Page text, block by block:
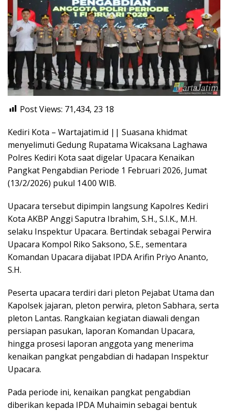
Post Views: 71,434, 23 18
Kediri Kota – Wartajatim.id || Suasana khidmat
menyelimuti Gedung Rupatama Wicaksana Laghawa
Polres Kediri Kota saat digelar Upacara Kenaikan
Pangkat Pengabdian Periode 1 Februari 2026, Jumat
(13/2/2026) pukul 14.00 WIB.
Upacara tersebut dipimpin langsung Kapolres Kediri
Kota AKBP Anggi Saputra Ibrahim, S.H., S.I.K., M.H.
selaku Inspektur Upacara. Bertindak sebagai Perwira
Upacara Kompol Riko Saksono, S.E., sementara
Komandan Upacara dijabat IPDA Arifin Priyo Ananto,
S.H.
Peserta upacara terdiri dari pleton Pejabat Utama dan
Kapolsek jajaran, pleton perwira, pleton Sabhara, serta
pleton Lantas. Rangkaian kegiatan diawali dengan
persiapan pasukan, laporan Komandan Upacara,
hingga prosesi laporan anggota yang menerima
kenaikan pangkat pengabdian di hadapan Inspektur
Upacara.
Pada periode ini, kenaikan pangkat pengabdian
diberikan kepada IPDA Muhaimin sebagai bentuk